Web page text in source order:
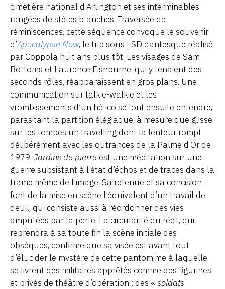
cimetière national d’Arlington et ses interminables
rangées de stèles blanches. Traversée de
réminiscences, cette séquence convoque le souvenir
d’Apocalypse Now, le trip sous LSD dantesque réalisé
par Coppola huit ans plus tôt. Les visages de Sam
Bottoms et Laurence Fishburne, qui y tenaient des
seconds rôles, réapparaissent en gros plans. Une
communication sur talkie-walkie et les
vrombissements d’un hélico se font ensuite entendre,
parasitant la partition élégiaque, à mesure que glisse
sur les tombes un travelling dont la lenteur rompt
délibérément avec les outrances de la Palme d’Or de
1979. Jardins de pierre est une méditation sur une
guerre subsistant à l’état d’échos et de traces dans la
trame même de l’image. Sa retenue et sa concision
font de la mise en scène l’équivalent d’un travail de
deuil, qui consiste aussi à réordonner des vies
amputées par la perte. La circularité du récit, qui
reprendra à sa toute fin la scène initiale des
obsèques, confirme que sa visée est avant tout
d’élucider le mystère de cette pantomime à laquelle
se livrent des militaires apprêtés comme des figurines
et privés de théâtre d’opération : des « soldats